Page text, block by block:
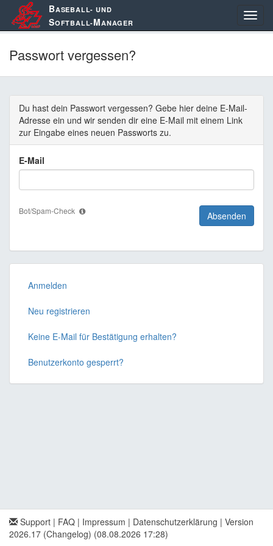
BASEBALL- UND
SOFTBALL-MANAGER
Passwort vergessen?
Du hast dein Passwort vergessen? Gebe hier deine E-Mail-
Adresse ein und wir senden dir eine E-Mail mit einem Link
zur Eingabe eines neuen Passworts zu.
E-Mail
Wenn
Mensch
dieses
leer
Bot/Spam-Check
Anmelden
Neu registrieren
Keine E-Mail für Bestätigung erhalten?
Benutzerkonto gesperrt?
Support | FAQ | Impressum | Datenschutzerklärung | Version
2026.17 (Changelog) (08.08.2026 17:28)